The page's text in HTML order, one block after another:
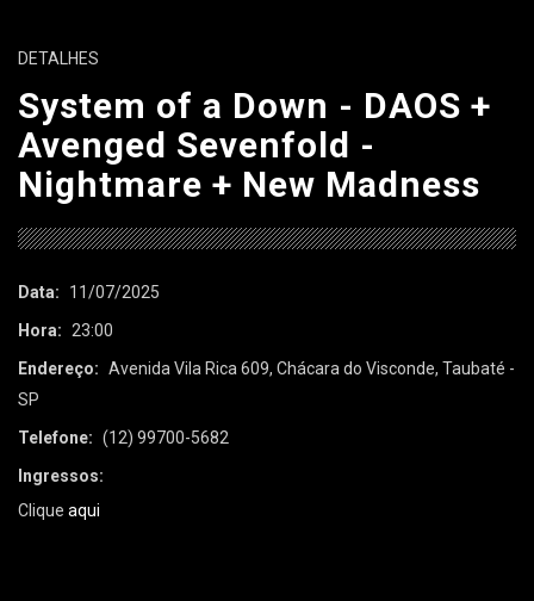
DETALHES
System of a Down - DAOS +
Avenged Sevenfold -
Nightmare + New Madness
Data:
11/07/2025
Hora:
23:00
Endereço: Avenida Vila Rica 609, Chácara do Visconde, Taubaté -
SP
Telefone: (12) 99700-5682
Ingressos:
Clique aqui